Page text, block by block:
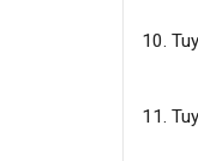
10.
11.